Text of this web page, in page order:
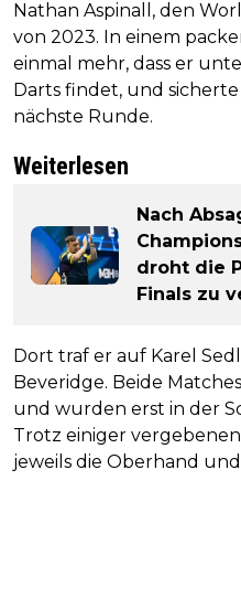
Nathan Aspinall, den
von 2023. In einem
einmal mehr, dass er
Darts findet, und
nächste Runde.
Weiterlesen
Nach
droht die
Finals zu
Dort traf er auf Karel
Beveridge. Beide
und wurden erst in der
Trotz einiger
jeweils die Oberhand